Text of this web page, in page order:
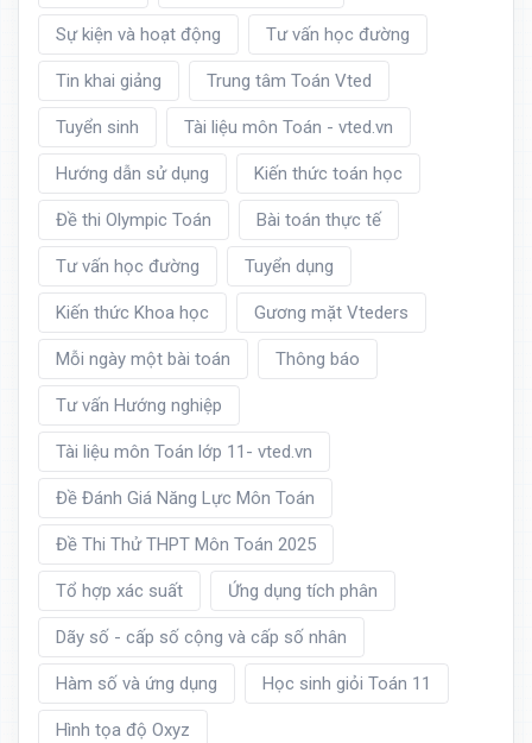
Sự kiện và hoạt động Tư vấn học đường
Tin khai giảng Trung tâm Toán Vted
Tuyển sinh Tài liệu môn Toán - vted.vn
Hướng dẫn sử dụng Kiến thức toán học
Đề thi Olympic Toán Bài toán thực tế
Tư vấn học đường Tuyển dụng
Kiến thức Khoa học Gương mặt Vteders
Mỗi ngày một bài toán Thông báo
Tư vấn Hướng nghiệp
Tài liệu môn Toán lớp 11- vted.vn
Đề Đánh Giá Năng Lực Môn Toán
Đề Thi Thử THPT Môn Toán 2025
Tổ hợp xác suất Ứng dụng tích phân
Dãy số - cấp số cộng và cấp số nhân
Hàm số và ứng dụng Học sinh giỏi Toán 11
Hình tọa độ Oxyz